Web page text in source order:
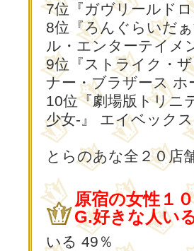
7位『ガヴリールド
8位『ろんぐらいだ
ル・エンターテイメ
9位『ストライク・
ナー・ブラザース
10位『劇場版トリニ
少女-』 エイベック
とらのあな全２０
原宿の女性１
G.好きな人い
いる 49％